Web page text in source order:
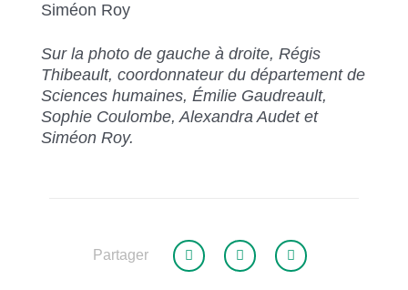
Siméon Roy
Sur la photo de gauche à droite, Régis
Thibeault, coordonnateur du département de
Sciences humaines, Émilie Gaudreault,
Sophie Coulombe, Alexandra Audet et
Siméon Roy.
Partager